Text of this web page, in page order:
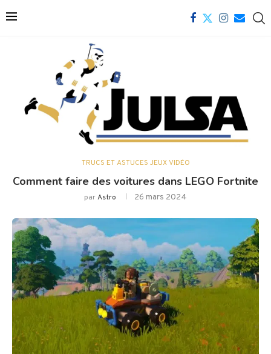
TRUCS ET ASTUCES JEUX VIDÉO
Comment faire des voitures dans LEGO Fortnite
parAstro 26 mars 2024